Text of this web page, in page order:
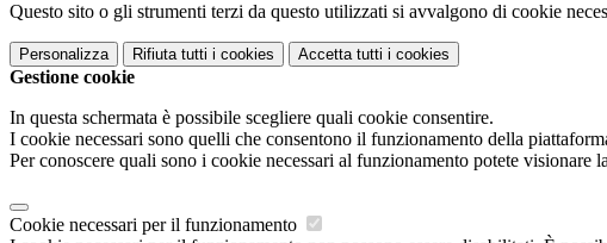
Questo sito o gli strumenti terzi da questo utilizzati si avvalgono di cookie
Personalizza Rifiuta tutti i cookies Accetta tutti i cookies
Gestione cookie
In questa schermata è possibile scegliere quali cookie consentire.
I cookie necessari sono quelli che consentono il funzionamento della
Per conoscere quali sono i cookie necessari al funzionamento potete visionare la
Cookie necessari per il funzionamento